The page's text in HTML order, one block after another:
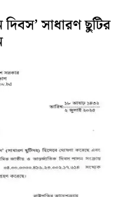
সাধারণ ছুটির